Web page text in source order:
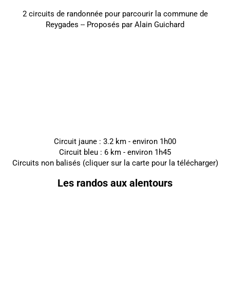
2 circuits de randonnée pour parcourir la commune de
Reygades -- Proposés par Alain Guichard
Circuit jaune : 3.2 km - environ 1h00
Circuit bleu : 6 km - environ 1h45
Circuits non balisés (cliquer sur la carte pour la télécharger)
Les randos aux alentours